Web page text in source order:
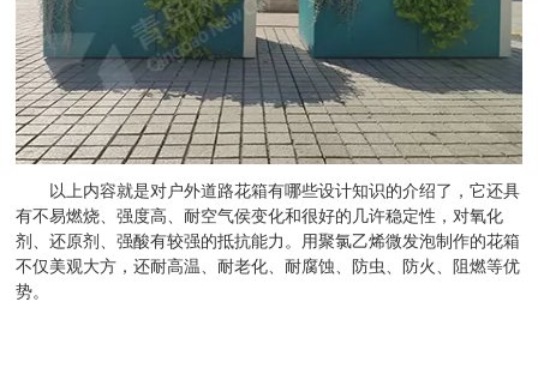
以上内容就是对户外道路花箱有哪些设计知识的介绍了，它还具
有不易燃烧、强度高、耐空气侯变化和很好的几许稳定性，对氧化
剂、还原剂、强酸有较强的抵抗能力。用聚氯乙烯微发泡制作的花箱
不仅美观大方，还耐高温、耐老化、耐腐蚀、防虫、防火、阻燃等优
势。